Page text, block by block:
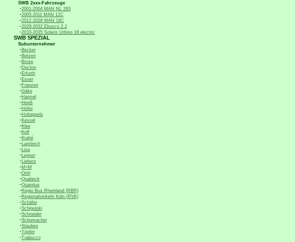
SWB 2xxx-Fahrzeuge
-2001-2004 MAN NL 283
-2005-2011 MAN 12C
-2012-2028 MAN 18C
-2029-2032 Ebusco 2.2
-2033-2035 Solaris Urbino 18 electric
SWB SPEZIAL
Subunternehmer
-Becker
-Betzen
-Brose
-Decker
-Erfurth
-Esser
-Franzen
-Gäke
-Harmel
-Heeß
-Höfer
-Holtappels
-Kessel
-Klee
-Kolf
-Krahé
-Lambrich
-Lisa
-Legner
-Lieberz
-M+M
-Orth
-Quabeck
-Quantius
-Regio Bus Rheinland (RBR)
-Regionalverkehr Köln (RVK)
-Schäfer
-Schigulski
-Schneider
-Schumacher
-Staubes
-Töpfer
-Trabucco